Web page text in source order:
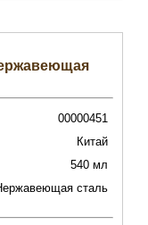
00000451
Китай
540 мл
сталь